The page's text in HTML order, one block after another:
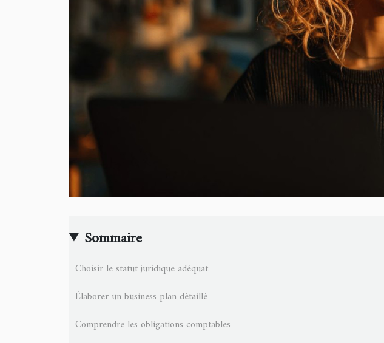
Sommaire
Choisir le statut juridique adéquat
Élaborer un business plan détaillé
Comprendre les obligations comptables